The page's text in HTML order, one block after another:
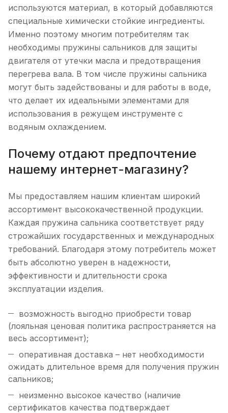
используются материал, в который добавляются
специальные химически стойкие ингредиенты.
Именно поэтому многим потребителям так
необходимы пружины сальников для защиты
двигателя от утечки масла и предотвращения
перегрева вала. В том числе пружины сальника
могут быть задействованы и для работы в воде,
что делает их идеальными элементами для
использования в режущем инструменте с
водяным охлаждением.
Почему отдают предпочтение
нашему интернет-магазину?
Мы предоставляем нашим клиентам широкий
ассортимент высококачественной продукции.
Каждая пружина сальника соответствует ряду
строжайших государственных и международных
требований. Благодаря этому потребитель может
быть абсолютно уверен в надежности,
эффективности и длительности срока
эксплуатации изделия.
возможность выгодно приобрести товар
(лояльная ценовая политика распространяется на
весь ассортимент);
оперативная доставка – нет необходимости
ожидать длительное время для получения пружин
сальников;
неизменно высокое качество (наличие
сертификатов качества подтверждает